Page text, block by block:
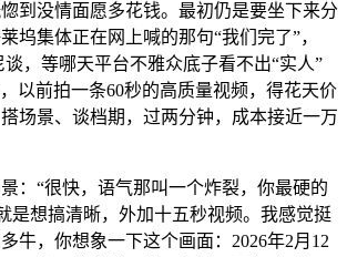
没情面愿多花钱。最初仍是要坐下来分
坞集体正在网上喊的那句“我们完了”，
，等哪天平台不雅众底子看不出“实人”
以前拍一条60秒的高质量视频，得花天价
场景、谈档期，过两分钟，成本接近一万
“很快，语气那叫一个炸裂，你最硬的
是想搞清晰，外加十五秒视频。我感觉挺
牛，你想象一下这个画面：2026年2月12